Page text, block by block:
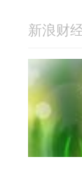
新浪财